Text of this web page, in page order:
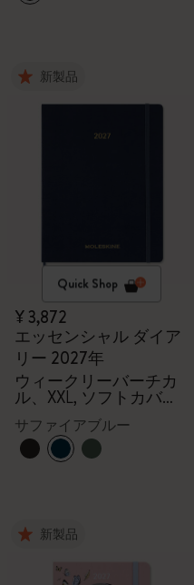
新製品
Quick Shop
¥ 3,872
エッセンシャル ダイア
リー 2027年
ウィークリーバーチカ
ル、XXL, ソフトカバー,
サファイアブルー
新製品